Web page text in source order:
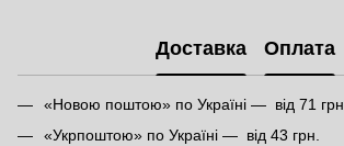
Доставка Оплата
«Новою поштою» по Україні — від 71 грн.
«Укрпоштою» по Україні — від 43 грн.